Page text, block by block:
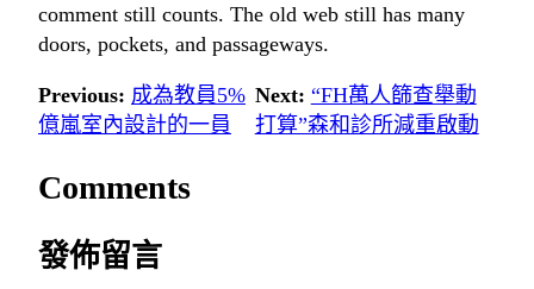
comment still counts. The old web still has many
doors, pockets, and passageways.
Previous: 成為教員5%
億嵐室內設計的一員
Next: “FH萬人篩查舉動
打算”森和診所減重啟動
Comments
發佈留言